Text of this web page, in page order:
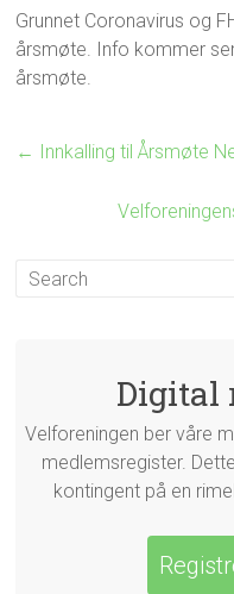
Grunnet Coronavirus og
årsmøte. Info kommer
årsmøte.
← Innkalling til Årsmøte
Digital
Velforeningen ber våre
medlemsregister.
kontingent på en